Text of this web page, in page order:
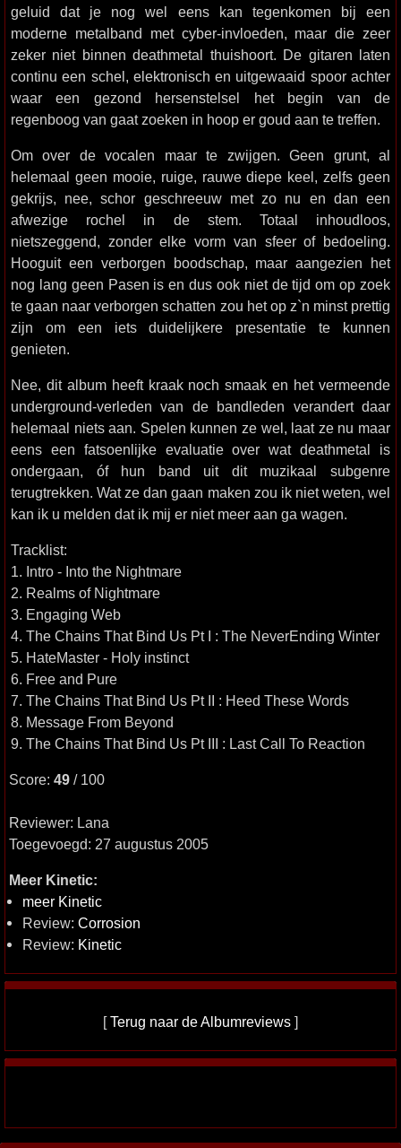
geluid dat je nog wel eens kan tegenkomen bij een
moderne metalband met cyber-invloeden, maar die zeer
zeker niet binnen deathmetal thuishoort. De gitaren laten
continu een schel, elektronisch en uitgewaaid spoor achter
waar een gezond hersenstelsel het begin van de
regenboog van gaat zoeken in hoop er goud aan te treffen.
Om over de vocalen maar te zwijgen. Geen grunt, al
helemaal geen mooie, ruige, rauwe diepe keel, zelfs geen
gekrijs, nee, schor geschreeuw met zo nu en dan een
afwezige rochel in de stem. Totaal inhoudloos,
nietszeggend, zonder elke vorm van sfeer of bedoeling.
Hooguit een verborgen boodschap, maar aangezien het
nog lang geen Pasen is en dus ook niet de tijd om op zoek
te gaan naar verborgen schatten zou het op z`n minst prettig
zijn om een iets duidelijkere presentatie te kunnen
genieten.
Nee, dit album heeft kraak noch smaak en het vermeende
underground-verleden van de bandleden verandert daar
helemaal niets aan. Spelen kunnen ze wel, laat ze nu maar
eens een fatsoenlijke evaluatie over wat deathmetal is
ondergaan, óf hun band uit dit muzikaal subgenre
terugtrekken. Wat ze dan gaan maken zou ik niet weten, wel
kan ik u melden dat ik mij er niet meer aan ga wagen.
Tracklist:
1. Intro - Into the Nightmare
2. Realms of Nightmare
3. Engaging Web
4. The Chains That Bind Us Pt I : The NeverEnding Winter
5. HateMaster - Holy instinct
6. Free and Pure
7. The Chains That Bind Us Pt II : Heed These Words
8. Message From Beyond
9. The Chains That Bind Us Pt III : Last Call To Reaction
Score: 49 / 100
Reviewer: Lana
Toegevoegd: 27 augustus 2005
Meer Kinetic:
meer Kinetic
Review: Corrosion
Review: Kinetic
[Terug naar de Albumreviews ]